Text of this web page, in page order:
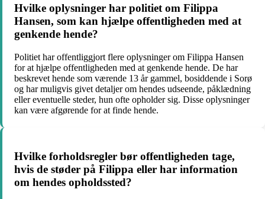
Hvilke oplysninger har politiet om Filippa
Hansen, som kan hjælpe offentligheden med at
genkende hende?
Politiet har offentliggjort flere oplysninger om Filippa Hansen
for at hjælpe offentligheden med at genkende hende. De har
beskrevet hende som værende 13 år gammel, bosiddende i Sorø
og har muligvis givet detaljer om hendes udseende, påklædning
eller eventuelle steder, hun ofte opholder sig. Disse oplysninger
kan være afgørende for at finde hende.
Hvilke forholdsregler bør offentligheden tage,
hvis de støder på Filippa eller har information
om hendes opholdssted?